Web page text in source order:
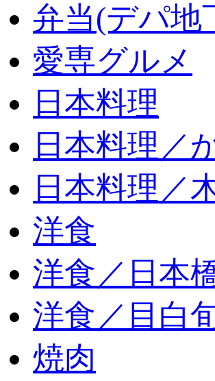
弁当(デパ地
愛専グルメ
日本料理
日本料理／
日本料理／
洋食
洋食／日本
洋食／目白
焼肉